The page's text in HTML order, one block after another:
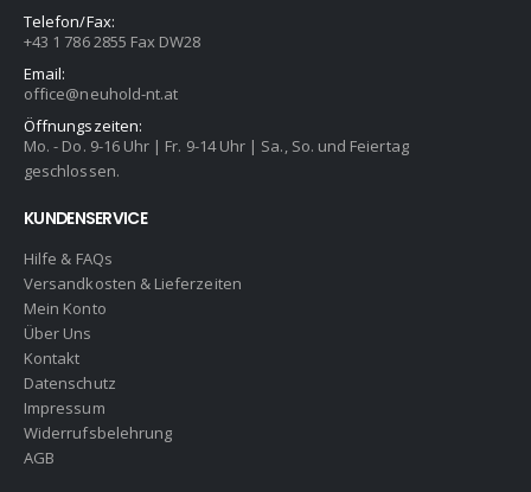
incl. 20% VAT
0out of 5
94,80€
incl. 20% VAT
Telefon/Fax:
+43 1 786 2855 Fax DW28
Email:
office@neuhold-nt.at
Öffnungszeiten:
Mo. - Do. 9-16 Uhr | Fr. 9-14 Uhr | Sa., So. und Feiertag
geschlossen.
KUNDENSERVICE
Hilfe & FAQs
Versandkosten & Lieferzeiten
Mein Konto
Über Uns
Kontakt
Datenschutz
Impressum
Widerrufsbelehrung
AGB